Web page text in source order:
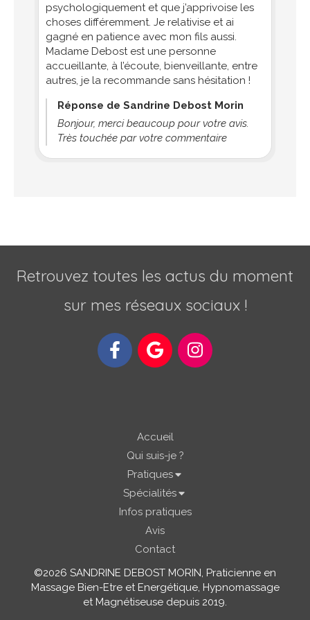
psychologiquement et que j’apprivoise les
choses différemment. Je relativise et ai
gagné en patience avec mon fils aussi.
Madame Debost est une personne
accueillante, à l’écoute, bienveillante, entre
autres, je la recommande sans hésitation !
Réponse de Sandrine Debost Morin
Bonjour, merci beaucoup pour votre avis.
Très touchée par votre commentaire
Retrouvez toutes les actus du moment
sur mes réseaux sociaux !
Accueil
Qui suis-je ?
Pratiques
Spécialités
Infos pratiques
Avis
Contact
©2026 SANDRINE DEBOST MORIN, Praticienne en
Massage Bien-Etre et Energétique, Hypnomassage
et Magnétiseuse depuis 2019.